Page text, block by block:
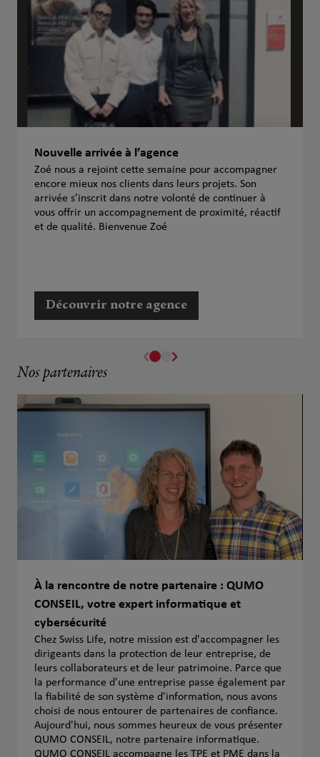
Nouvelle arrivée à l’agence
Zoé nous a rejoint cette semaine pour accompagner
encore mieux nos clients dans leurs projets. Son
arrivée s’inscrit dans notre volonté de continuer à
vous offrir un accompagnement de proximité, réactif
et de qualité. Bienvenue Zoé
Découvrir notre agence
Nos partenaires
À la rencontre de notre partenaire : QUMO
CONSEIL, votre expert informatique et
cybersécurité
Chez Swiss Life, notre mission est d'accompagner les
dirigeants dans la protection de leur entreprise, de
leurs collaborateurs et de leur patrimoine. Parce que
la performance d'une entreprise passe également par
la fiabilité de son système d'information, nous avons
choisi de nous entourer de partenaires de confiance.
Aujourd'hui, nous sommes heureux de vous présenter
QUMO CONSEIL, notre partenaire informatique.
QUMO CONSEIL accompagne les TPE et PME dans la